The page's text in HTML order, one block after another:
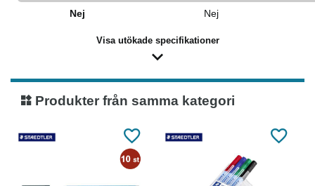
Nej Nej
Visa utökade specifikationer
Produkter från samma kategori